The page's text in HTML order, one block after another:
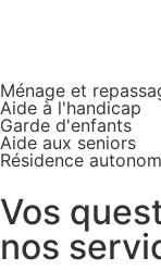
Ménage et
Aide à l'handicap
Garde d'enfants
Aide aux seniors
Résidence
Vos
nos